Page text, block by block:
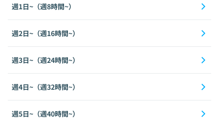
週1日~（週8時間~）
週2日~（週16時間~）
週3日~（週24時間~）
週4日~（週32時間~）
週5日~（週40時間~）